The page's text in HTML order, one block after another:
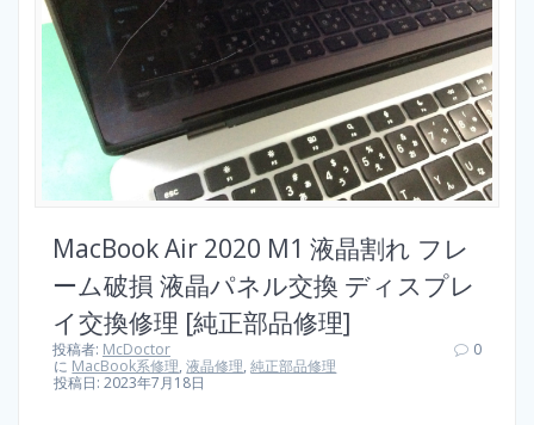
MacBook Air 2020 M1 液晶割れ フレ
ーム破損 液晶パネル交換 ディスプレ
イ交換修理 [純正部品修理]
投稿者: McDoctor
に MacBook系修理,液晶修理,純正部品修理
投稿日: 2023年7月18日
0